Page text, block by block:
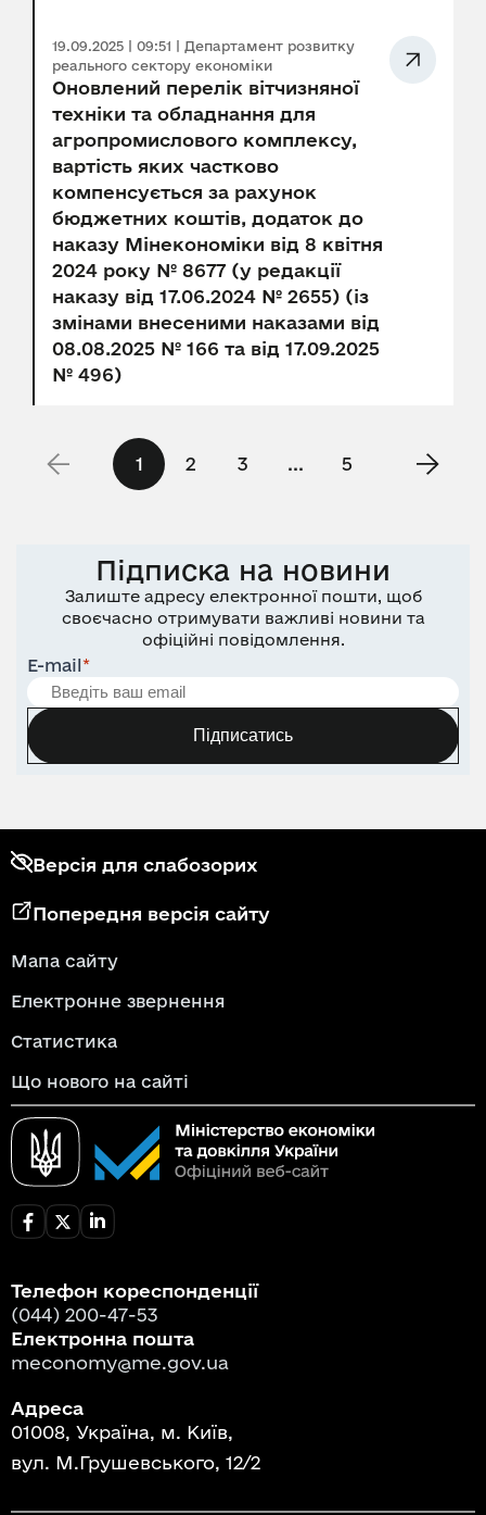
19.09.2025 | 09:51 | Департамент розвитку
реального сектору економіки
Оновлений перелік вітчизняної
техніки та обладнання для
агропромислового комплексу,
вартість яких частково
компенсується за рахунок
бюджетних коштів, додаток до
наказу Мінекономіки від 8 квітня
2024 року № 8677 (у редакції
наказу від 17.06.2024 № 2655) (із
змінами внесеними наказами від
08.08.2025 № 166 та від 17.09.2025
№ 496)
1 2 3 ... 5
Підписка на новини
Залиште адресу електронної пошти, щоб
своєчасно отримувати важливі новини та
офіційні повідомлення.
E-mail*
Підписатись
Версія для слабозорих
Попередня версія сайту
Мапа сайту
Електронне звернення
Статистика
Що нового на сайті
Телефон кореспонденції
(044) 200-47-53
Електронна пошта
meconomy@me.gov.ua
Адреса
01008, Україна, м. Київ,
вул. М.Грушевського, 12/2